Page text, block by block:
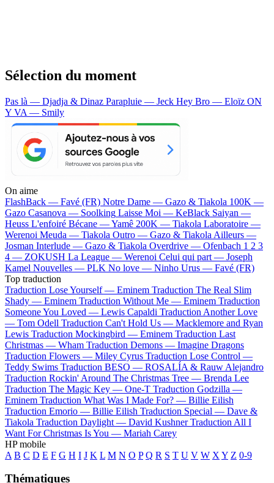
Sélection du moment
Pas là — Djadja & Dinaz Parapluie — Jeck Hey Bro — Eloïz ON
Y VA — Smily
On aime
FlashBack — Favé (FR) Notre Dame — Gazo & Tiakola 100K —
Gazo Casanova — Soolking Laisse Moi — KeBlack Saiyan —
Heuss L'enfoiré Bécane —Yamê 200K — Tiakola Laboratoire —
Werenoi Meuda — Tiakola Outro — Gazo & Tiakola Ailleurs —
Josman Interlude — Gazo & Tiakola Overdrive — Ofenbach 1 2 3
4 — ZOKUSH La League — Werenoi Celui qui part — Joseph
Kamel Nouvelles — PLK No love — Ninho Urus — Favé (FR)
Top traduction
Traduction Lose Yourself — Eminem Traduction The Real Slim
Shady — Eminem Traduction Without Me — Eminem Traduction
Someone You Loved — Lewis Capaldi Traduction Another Love
— Tom Odell Traduction Can't Hold Us — Macklemore and Ryan
Lewis Traduction Mockingbird — Eminem Traduction Last
Christmas — Wham Traduction Demons — Imagine Dragons
Traduction Flowers — Miley Cyrus Traduction Lose Control —
Teddy Swims Traduction BESO — ROSALÍA & Rauw Alejandro
Traduction Rockin' Around The Christmas Tree — Brenda Lee
Traduction The Magic Key — One-T Traduction Godzilla —
Eminem Traduction What Was I Made For? — Billie Eilish
Traduction Emorio — Billie Eilish Traduction Special — Dave &
Tiakola Traduction Daylight — David Kushner Traduction All I
Want For Christmas Is You — Mariah Carey
HP mobile
A B C D E F G H I J K L M N O P Q R S T U V W X Y Z 0-9
Thématiques